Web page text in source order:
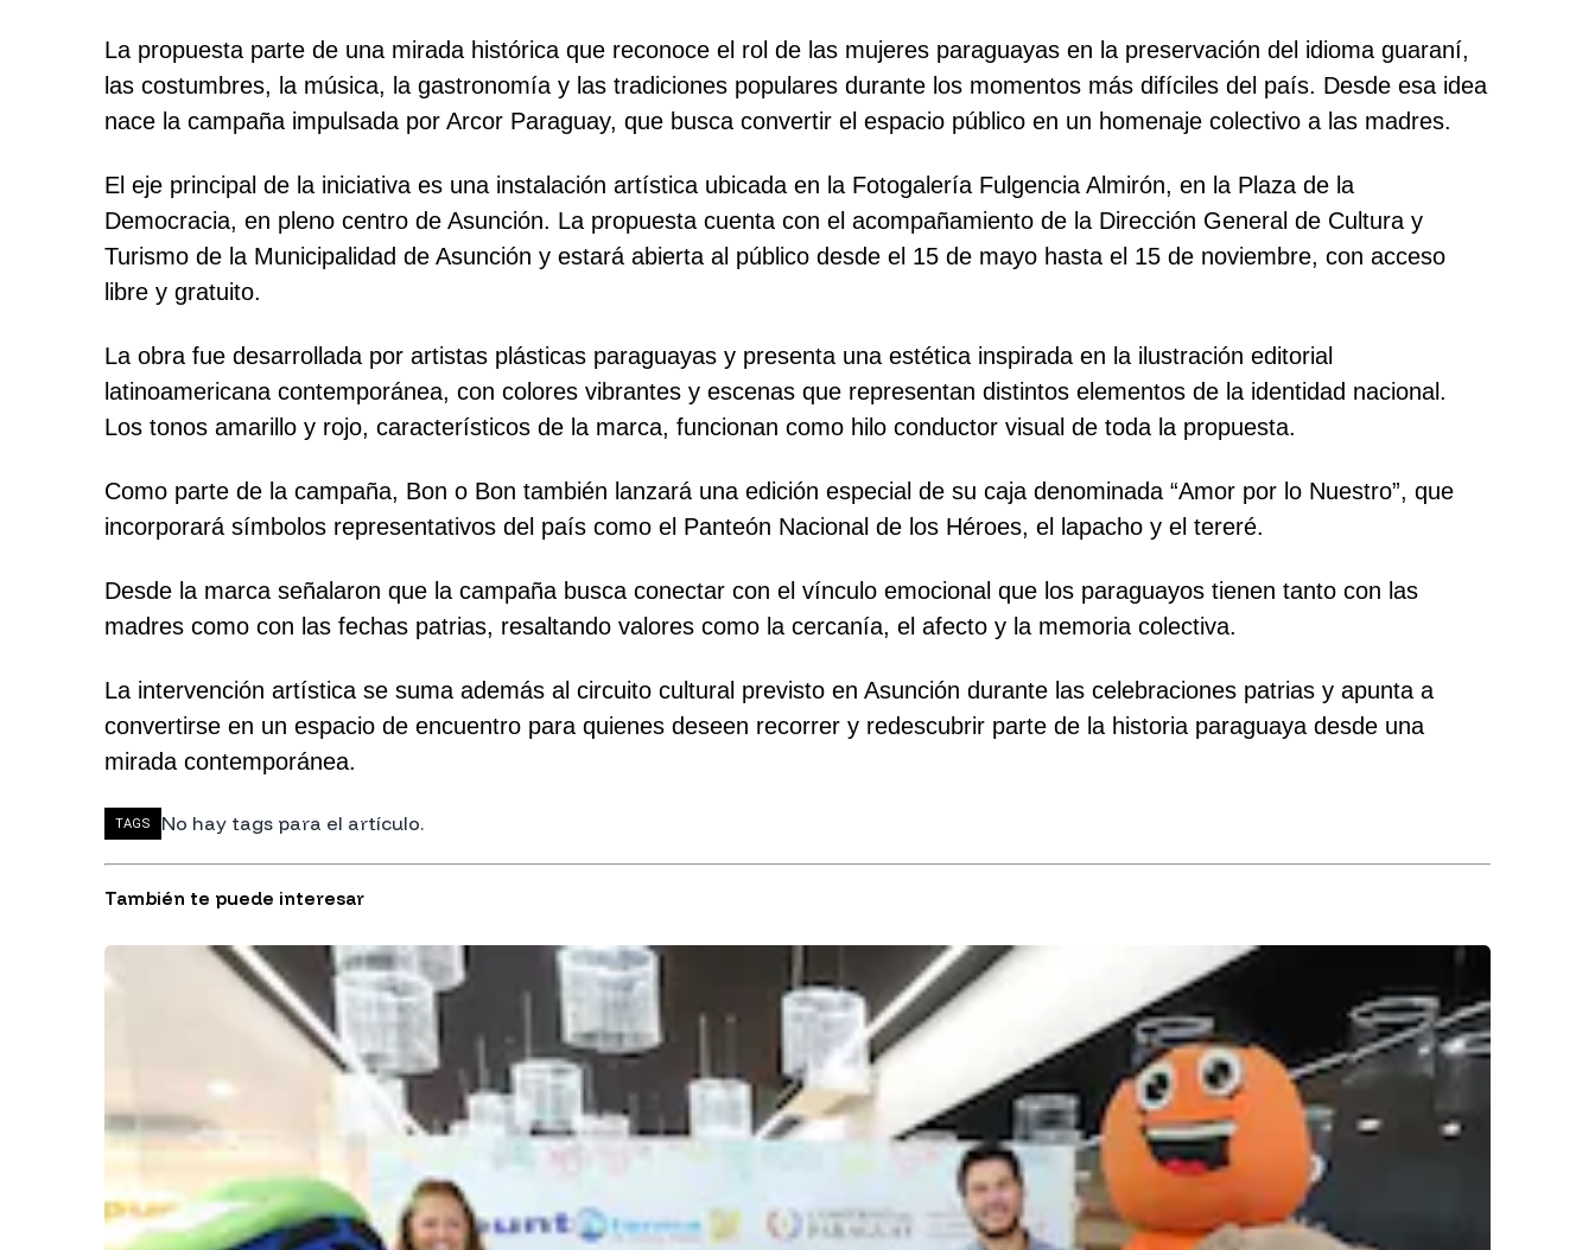
La propuesta parte de una mirada histórica que reconoce el rol de las mujeres paraguayas en la preservación del idioma guaraní,
las costumbres, la música, la gastronomía y las tradiciones populares durante los momentos más difíciles del país. Desde esa idea
nace la campaña impulsada por Arcor Paraguay, que busca convertir el espacio público en un homenaje colectivo a las madres.
El eje principal de la iniciativa es una instalación artística ubicada en la Fotogalería Fulgencia Almirón, en la Plaza de la
Democracia, en pleno centro de Asunción. La propuesta cuenta con el acompañamiento de la Dirección General de Cultura y
Turismo de la Municipalidad de Asunción y estará abierta al público desde el 15 de mayo hasta el 15 de noviembre, con acceso
libre y gratuito.
La obra fue desarrollada por artistas plásticas paraguayas y presenta una estética inspirada en la ilustración editorial
latinoamericana contemporánea, con colores vibrantes y escenas que representan distintos elementos de la identidad nacional.
Los tonos amarillo y rojo, característicos de la marca, funcionan como hilo conductor visual de toda la propuesta.
Como parte de la campaña, Bon o Bon también lanzará una edición especial de su caja denominada “Amor por lo Nuestro”, que
incorporará símbolos representativos del país como el Panteón Nacional de los Héroes, el lapacho y el tereré.
Desde la marca señalaron que la campaña busca conectar con el vínculo emocional que los paraguayos tienen tanto con las
madres como con las fechas patrias, resaltando valores como la cercanía, el afecto y la memoria colectiva.
La intervención artística se suma además al circuito cultural previsto en Asunción durante las celebraciones patrias y apunta a
convertirse en un espacio de encuentro para quienes deseen recorrer y redescubrir parte de la historia paraguaya desde una
mirada contemporánea.
TAGS No hay tags para el artículo.
También te puede interesar